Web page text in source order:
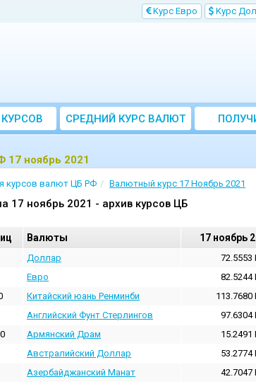
Kурс Евро Kурс
CРЕДНИЙ КУРС ВАЛЮТ
ЗА МЕСЯЦ
17 ноябрь 2021
курсов валют ЦБ РФ Валютный курс 17 Ноябрь 2021
17 ноябрь 2021 - архив курсов ЦБ
Валюты 17 ноябрь
Доллар 72.5553
Евро 82.5244
Китайский юань Ренминби 113.7680
Английский Фунт Стерлингов 97.6304
Армянский Драм 15.2491
Австралийский Доллар 53.2774
Азербайджанский Манат 42.7047